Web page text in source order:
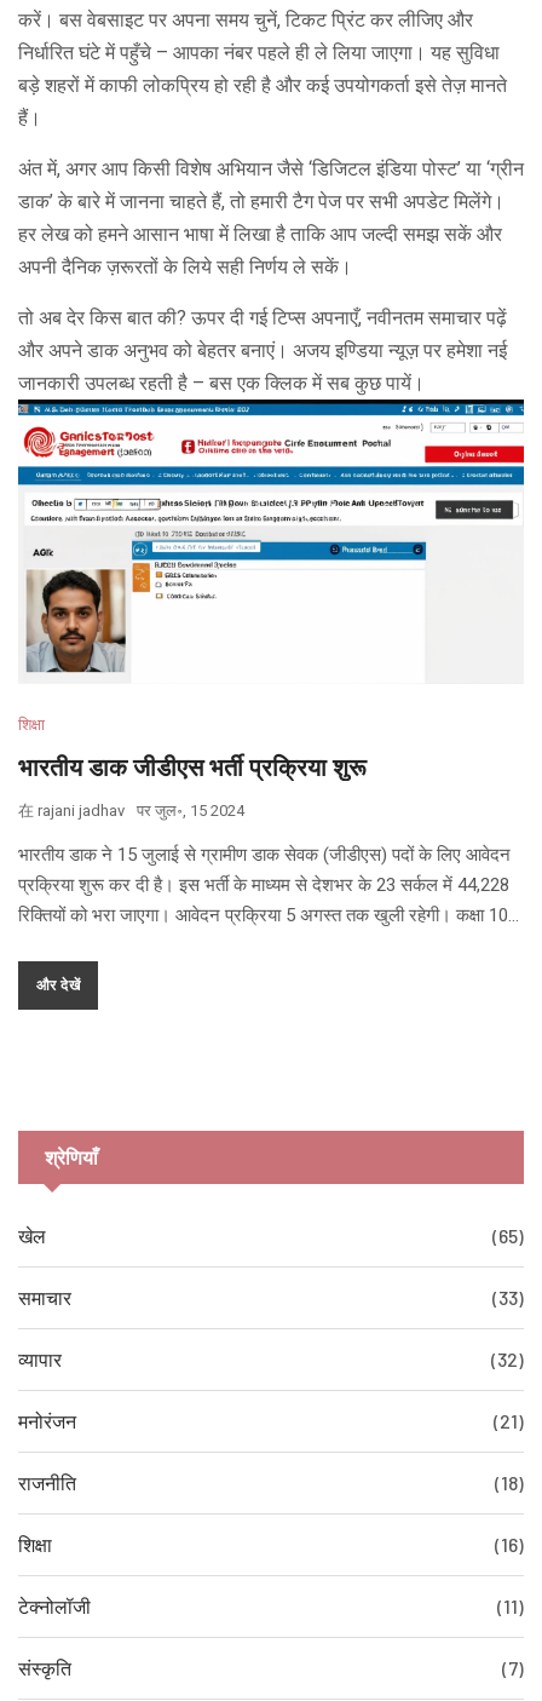
करें। बस वेबसाइट पर अपना समय चुनें, टिकट प्रिंट कर लीजिए और
निर्धारित घंटे में पहुँचे – आपका नंबर पहले ही ले लिया जाएगा। यह सुविधा
बड़े शहरों में काफी लोकप्रिय हो रही है और कई उपयोगकर्ता इसे तेज़ मानते
हैं।
अंत में, अगर आप किसी विशेष अभियान जैसे ‘डिजिटल इंडिया पोस्ट’ या ‘ग्रीन
डाक’ के बारे में जानना चाहते हैं, तो हमारी टैग पेज पर सभी अपडेट मिलेंगे।
हर लेख को हमने आसान भाषा में लिखा है ताकि आप जल्दी समझ सकें और
अपनी दैनिक ज़रूरतों के लिये सही निर्णय ले सकें।
तो अब देर किस बात की? ऊपर दी गई टिप्स अपनाएँ, नवीनतम समाचार पढ़ें
और अपने डाक अनुभव को बेहतर बनाएं। अजय इण्डिया न्यूज़ पर हमेशा नई
जानकारी उपलब्ध रहती है – बस एक क्लिक में सब कुछ पायें।
शिक्षा
भारतीय डाक जीडीएस भर्ती प्रक्रिया शुरू
在 rajani jadhav पर जुल॰, 15 2024
भारतीय डाक ने 15 जुलाई से ग्रामीण डाक सेवक (जीडीएस) पदों के लिए आवेदन
प्रक्रिया शुरू कर दी है। इस भर्ती के माध्यम से देशभर के 23 सर्कल में 44,228
रिक्तियों को भरा जाएगा। आवेदन प्रक्रिया 5 अगस्त तक खुली रहेगी। कक्षा 10वीं
आवेदन कर सकते हैं।
और देखें
श्रेणियाँ
खेल (65)
समाचार (33)
व्यापार (32)
मनोरंजन (21)
राजनीति (18)
शिक्षा (16)
टेक्नोलॉजी (11)
संस्कृति (7)